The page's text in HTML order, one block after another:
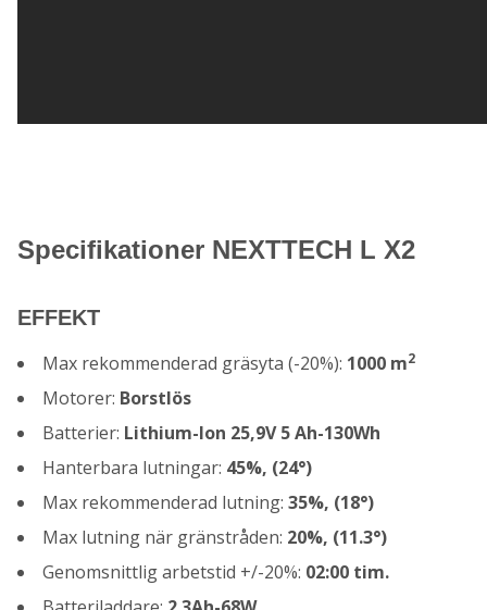
Specifikationer NEXTTECH L X2
EFFEKT
Max rekommenderad gräsyta (-20%): 1000 m2
Motorer: Borstlös
Batterier: Lithium-Ion 25,9V 5 Ah-130Wh
Hanterbara lutningar: 45%, (24°)
Max rekommenderad lutning: 35%, (18°)
Max lutning när gränstråden: 20%, (11.3°)
Genomsnittlig arbetstid +/-20%: 02:00 tim.